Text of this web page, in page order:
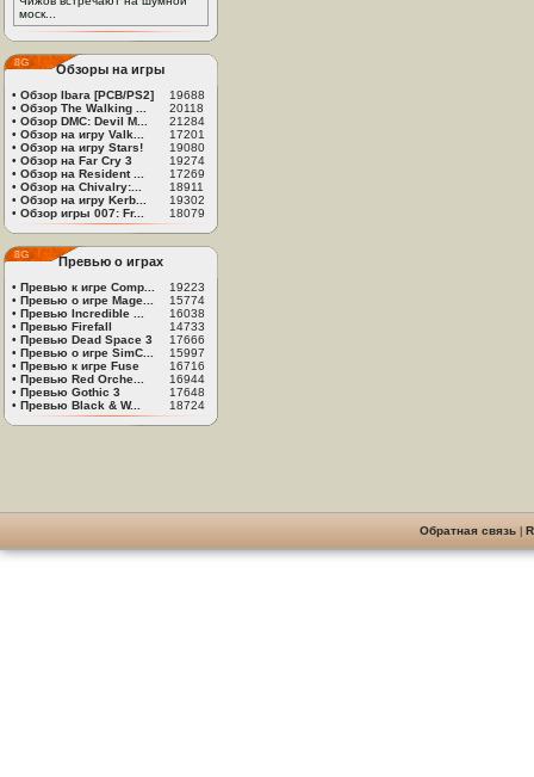
моск...
Обзоры на игры
• Обзор Ibara [PCB/PS2]
19688
• Обзор The Walking ...
20118
• Обзор DMC: Devil M...
21284
• Обзор на игру Valk...
17201
• Обзор на игру Stars!
19080
• Обзор на Far Cry 3
19274
• Обзор на Resident ...
17269
• Обзор на Chivalry:...
18911
• Обзор на игру Kerb...
19302
• Обзор игры 007: Fr... 18079
Превью о играх
• Превью к игре Comp...
19223
• Превью о игре Mage...
15774
• Превью Incredible ...
16038
• Превью Firefall
14733
• Превью Dead Space 3
17666
• Превью о игре SimC...
15997
• Превью к игре Fuse
16716
• Превью Red Orche...
16944
• Превью Gothic 3
17648
• Превью Black & W... 18724
Обратная связь